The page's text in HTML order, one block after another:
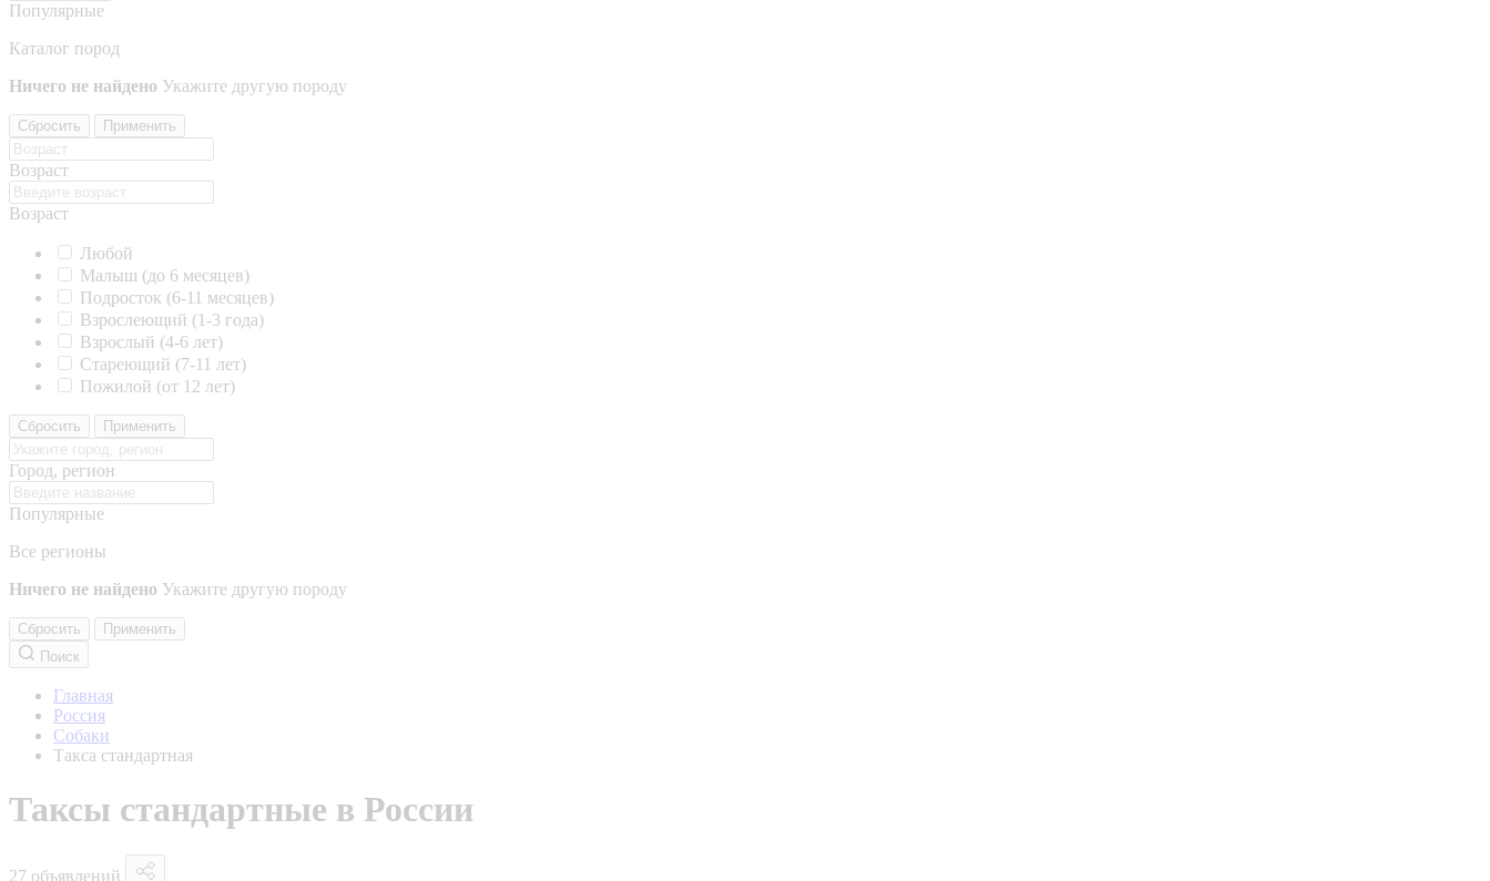
Популярные
Каталог пород
Ничего не найдено Укажите другую породу
Сбросить Применить
Возраст
Возраст
Любой
Малыш (до 6 месяцев)
Подросток (6-11 месяцев)
Взрослеющий (1-3 года)
Взрослый (4-6 лет)
Стареющий (7-11 лет)
Пожилой (от 12 лет)
Сбросить Применить
Город, регион
Популярные
Все регионы
Ничего не найдено Укажите другую породу
Сбросить
Применить
Поиск
Главная
Россия
Собаки
Такса стандартная
Таксы стандартные в России
27 объявлений